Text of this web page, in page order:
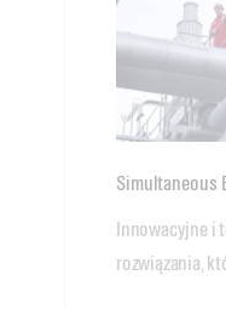
Simultaneous
Innowacyjne i
rozwiązania,